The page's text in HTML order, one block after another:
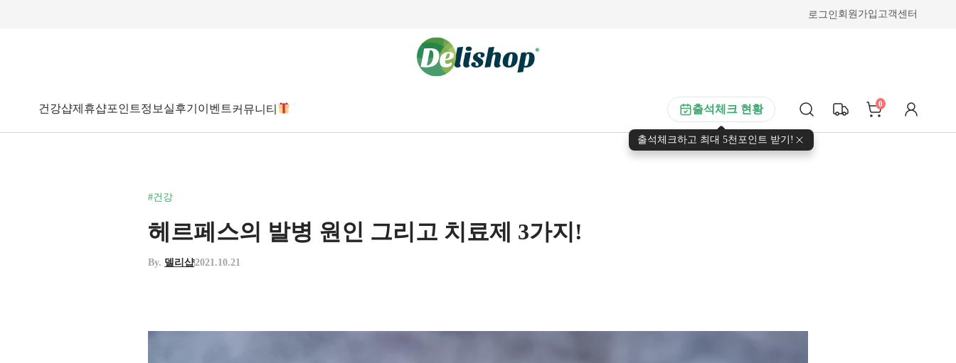
로그인 회원가입 고객센터
출석체크 현황
출석체크하고 최대 5천포인트 받기!
0
건강샵제휴샵포인트정보실후기 이벤트커뮤니티
#건강
헤르페스의 발병 원인 그리고 치료제 3가지!
By. 델리샵2021.10.21